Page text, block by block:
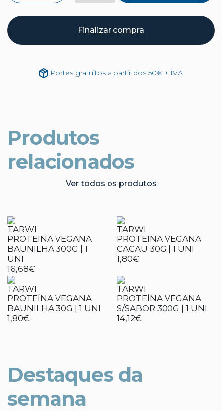
Finalizar compra
Portes gratuitos a partir dos 50€ + IVA
Produtos
relacionados
Ver todos os produtos
TARWI
PROTEÍNA VEGANA
BAUNILHA 300G | 1
UNI
16,68€
TARWI
PROTEÍNA VEGANA
CACAU 30G | 1 UNI
1,80€
TARWI
PROTEÍNA VEGANA
BAUNILHA 30G | 1 UNI
1,80€
TARWI
PROTEÍNA VEGANA
S/SABOR 300G | 1 UNI
14,12€
Destaques da
semana